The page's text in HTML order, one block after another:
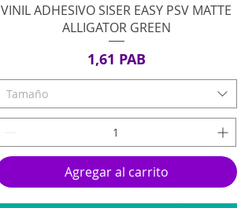
Vista rápida
VINIL ADHESIVO SISER EASY PSV MATTE
ALLIGATOR GREEN
Precio
1,61 PAB
Tamaño
Agregar al carrito